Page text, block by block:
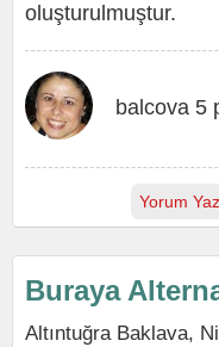
oluşturulmuştur.
balcova 5
Yorum Yaz
Buraya
Altıntuğra Baklava,